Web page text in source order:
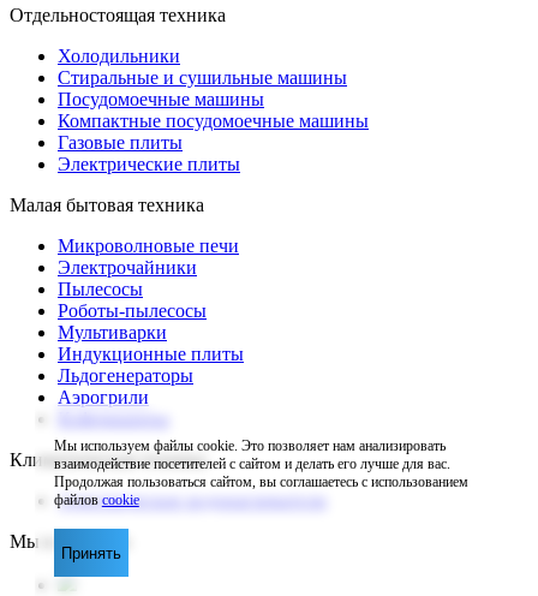
Мы используем файлы cookie. Это позволяет нам анализировать
взаимодействие посетителей с сайтом и делать его лучше для вас.
Продолжая пользоваться сайтом, вы соглашаетесь с использованием
файлов cookie
Принять
Отдельностоящая техника
Холодильники
Стиральные и сушильные машины
Посудомоечные машины
Компактные посудомоечные машины
Газовые плиты
Электрические плиты
Малая бытовая техника
Микроволновые печи
Электрочайники
Пылесосы
Роботы-пылесосы
Мультиварки
Индукционные плиты
Льдогенераторы
Аэрогрили
Кофемашины
Климатическая техника
Электрические водонагреватели
Мы в соцсетях